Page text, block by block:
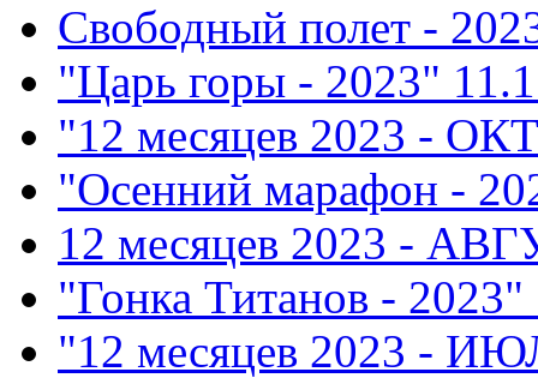
Свободный полет -
"Царь горы - 2023"
"12 месяцев 2023 -
"Осенний марафон -
12 месяцев 2023 -
"Гонка Титанов - 2023"
"12 месяцев 2023 -